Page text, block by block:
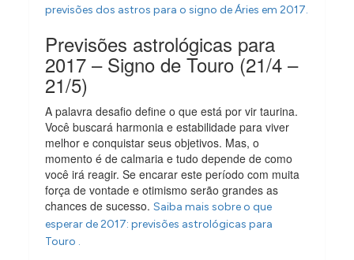
previsões dos astros para o signo de Áries em 2017.
Previsões astrológicas para
2017 – Signo de Touro (21/4 –
21/5)
A palavra desafio define o que está por vir taurina.
Você buscará harmonia e estabilidade para viver
melhor e conquistar seus objetivos. Mas, o
momento é de calmaria e tudo depende de como
você irá reagir. Se encarar este período com muita
força de vontade e otimismo serão grandes as
chances de sucesso.Saiba mais sobre o que
esperar de 2017: previsões astrológicas para
Touro .